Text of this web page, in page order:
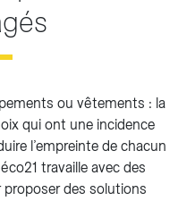
ou vêtements : la
qui ont une incidence
l’empreinte de chacun
travaille avec des
des solutions